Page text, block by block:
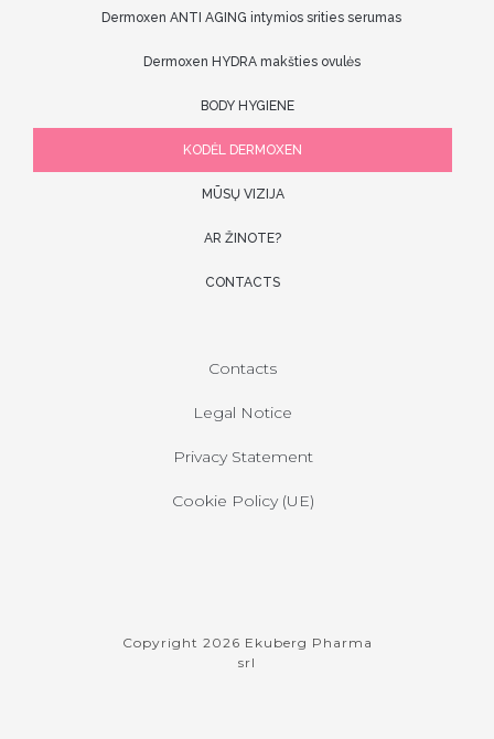
Dermoxen ANTI AGING intymios srities serumas
Dermoxen HYDRA makšties ovulės
BODY HYGIENE
KODĖL DERMOXEN
MŪSŲ VIZIJA
AR ŽINOTE?
CONTACTS
Contacts
Legal Notice
Privacy Statement
Cookie Policy (UE)
Copyright 2026 Ekuberg Pharma
srl